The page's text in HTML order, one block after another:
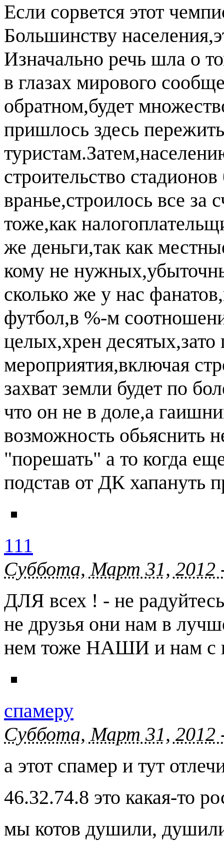
Если сорвется этот
Большинству
Изначально речь шла о
в глазах мирового
обратном,будет
пришлось здесь
строительство
вранье,строилось все за
тоже,как
же деньги,так как
кому не
сколько же у нас
футбол,в %-м
целых,хрен
мероприятия,включая
захват земли будет по
что он не в доле,а
возможность обьяснить
"порешать" а то когда
подстав от ДК хапануть
111
Суббота, Март 31, 2012
ДЛЯ всех ! - не
не друзья они нам в
нем тоже НАШИ и нам с
спамеру
Суббота, Март 31, 2012
а этот спамер и тут
46.32.74.8 это какая-то
мы котов душили,